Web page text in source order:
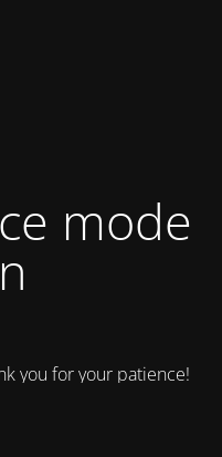
mode
you for your patience!